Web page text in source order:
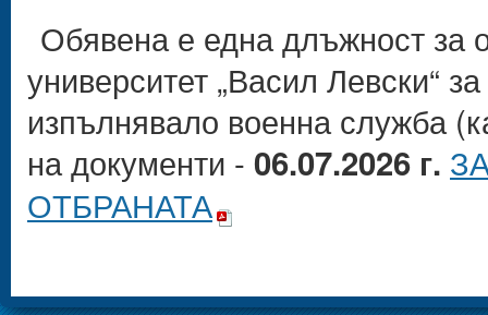
Обявена е една длъжност за
университет „Васил Левски“
изпълнявало военна служба
на документи - 06.07.2026 г.
ОТБРАНАТА